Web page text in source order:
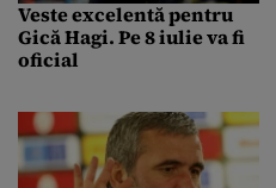
Veste excelentă pentru
Gică Hagi. Pe 8 iulie va fi
oficial